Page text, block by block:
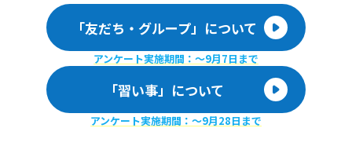
「友だち・グループ」について
アンケート実施期間：〜9月7日まで
「習い事」について
アンケート実施期間：〜9月28日まで